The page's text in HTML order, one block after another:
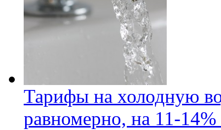
Тарифы на холодную
равномерно, на 11-14%